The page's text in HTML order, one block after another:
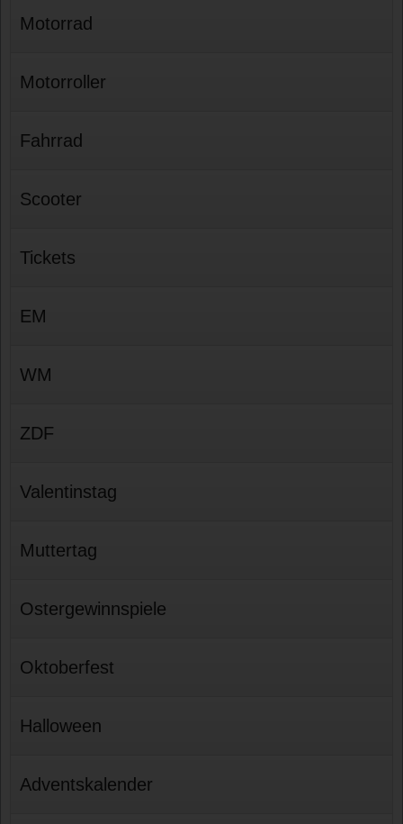
Motorrad
Motorroller
Fahrrad
Scooter
Tickets
EM
WM
ZDF
Valentinstag
Muttertag
Ostergewinnspiele
Oktoberfest
Halloween
Adventskalender